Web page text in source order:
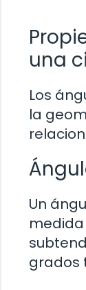
una
Los
la
Un
grados